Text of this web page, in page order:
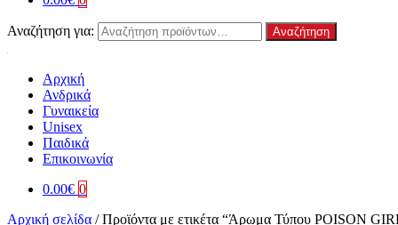
Αναζήτηση για: Αναζήτηση
Αρχική
Ανδρικά
Γυναικεία
Unisex
Παιδικά
Επικοινωνία
0.00€ 0
Αρχική σελίδα /Προϊόντα με ετικέτα “Άρωμα Τύπου POISON